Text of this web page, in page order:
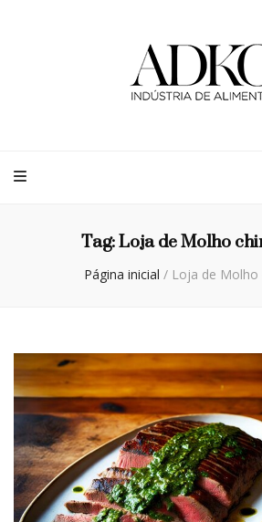
Tag:Loja de Molho
Página inicial / Loja de Molho